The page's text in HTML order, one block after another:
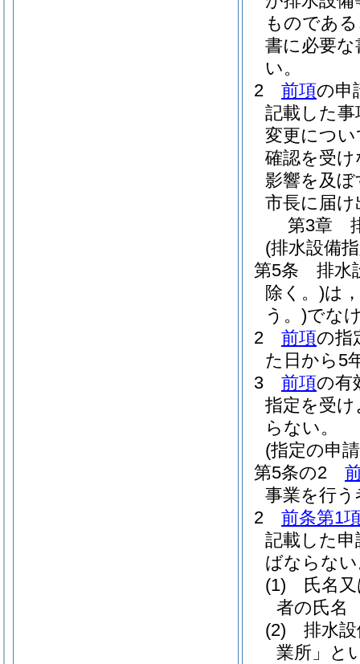
ものであ
書に必要
い。
2
前項の申
記載した
変更につ
確認を受
影響を及
市長に届
第3章
(排水設備
第5条
排水
除く。)は
う。)でな
2
前項の指
た日から5
3
前項の有
指定を受
らない。
(指定の申
第5条の2
事業を行
2
前条第1
記載した
ばならな
(1)
氏名
者の氏名
(2)
排水
業所」と